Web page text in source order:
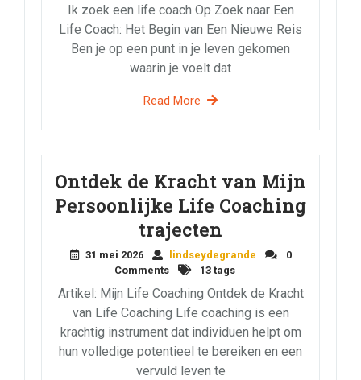
Ik zoek een life coach Op Zoek naar Een
Life Coach: Het Begin van Een Nieuwe Reis
Ben je op een punt in je leven gekomen
waarin je voelt dat
Read More
Ontdek de Kracht van Mijn
Persoonlijke Life Coaching
trajecten
31 mei 2026 lindseydegrande
0
Comments
13 tags
Artikel: Mijn Life Coaching Ontdek de Kracht
van Life Coaching Life coaching is een
krachtig instrument dat individuen helpt om
hun volledige potentieel te bereiken en een
vervuld leven te